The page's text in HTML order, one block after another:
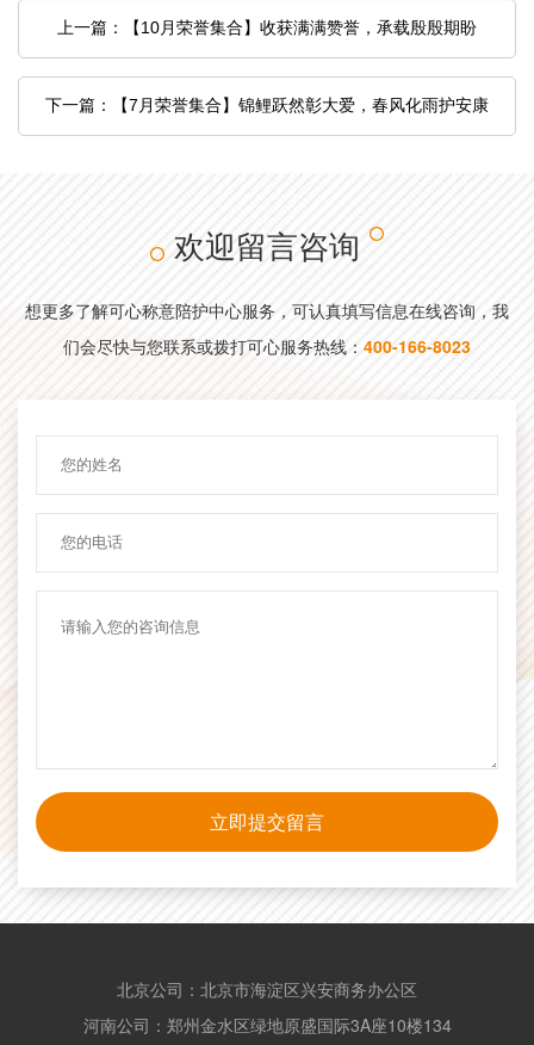
上一篇：【10月荣誉集合】收获满满赞誉，承载殷殷期盼
下一篇：【7月荣誉集合】锦鲤跃然彰大爱，春风化雨护安康
欢迎留言咨询
想更多了解可心称意陪护中心服务，可认真填写信息在线咨询，我
们会尽快与您联系或拨打可心服务热线： 400-166-8023
立即提交留言
北京公司：北京市海淀区兴安商务办公区
河南公司：郑州金水区绿地原盛国际3A座10楼134